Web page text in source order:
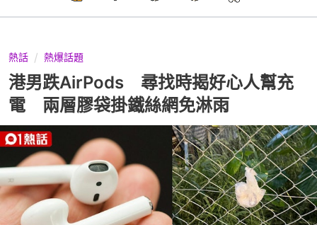
熱話 熱爆話題
港男跌AirPods 尋找時揭好心人幫充
電 兩層膠袋掛鐵絲網免淋雨